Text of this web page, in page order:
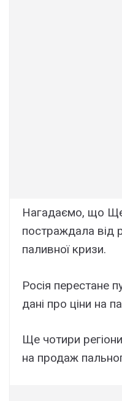
Нагадаємо, що
постраждала від
паливної кризи.
Росія перестане
дані про ціни на
Ще чотири
на продаж